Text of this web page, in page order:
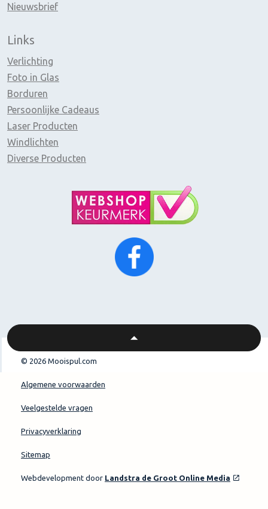
Nieuwsbrief
Links
Verlichting
Foto in Glas
Borduren
Persoonlijke Cadeaus
Laser Producten
Windlichten
Diverse Producten
© 2026 Mooispul.com
Algemene voorwaarden
Veelgestelde vragen
Privacyverklaring
Sitemap
Webdevelopment door Landstra de Groot Online Media